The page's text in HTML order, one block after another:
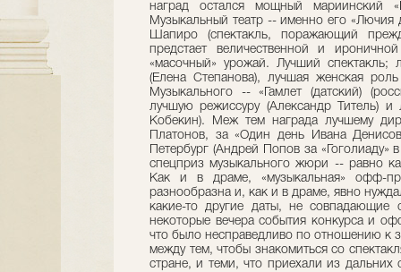
наград остался мощный мариинский
Музыкальный театр -- именно его
Шапиро (спектакль, поражающий
предстает величественной и
«масочный» урожай. Лучший спектакль;
(Елена Степанова), лучшая женская
Музыкального -- «Гамлет (датский)
лучшую режиссуру (Александр Титель)
Кобекин). Меж тем награда лучшему
Платонов, за «Один день Ивана
Петербург (Андрей Попов за «Гоголиаду»
спецприз музыкального жюри -- равно
Как и в драме, «музыкальная» офф-
разнообразна и, как и в драме, явно
какие-то другие даты, не
некоторые вечера события конкурса и
что было несправедливо по отношению к
между тем, чтобы знакомиться со
стране, и теми, что приехали из